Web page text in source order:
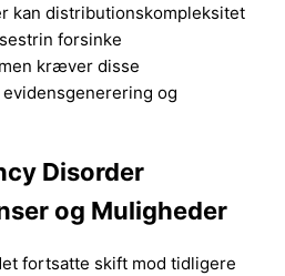
kan distributionskompleksitet
forsinke
kræver disse
og
Disorder
og Muligheder
fortsatte skift mod tidligere